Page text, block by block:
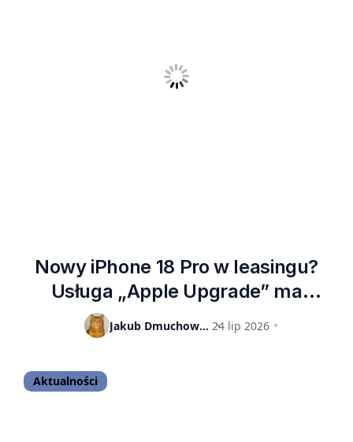
Nowy iPhone 18 Pro w leasingu?
Usługa „Apple Upgrade” ma
napędzić sprzedaż smartfonów
Jakub Dmuchowski 24 lip 2026
Aktualności